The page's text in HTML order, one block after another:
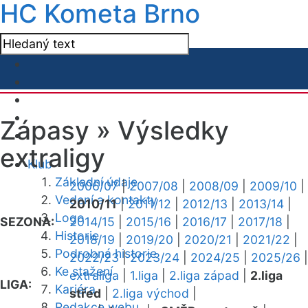
HC Kometa Brno
Klub
Základní údaje
Vedení a kontakty
Logo
Historie
Podrobná historie
Ke stažení
Kariéra
Zápasy » Výsledky
extraligy
SEZONA:
2006/07|2007/08 2008/09 2009/10
2010/11|2011/12 2012/13 2013/14
2014/15
2015/16 2016/17 2017/18
2018/19
2019/20 2020/21 2021/22
2022/23|2023/24 2024/25 2025/26
LIGA:
extraliga 1.liga 2.liga západ
2.liga
střed
2.liga východ